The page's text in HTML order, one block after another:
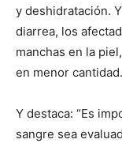
y deshidratación.
diarrea, los
manchas en la
en menor cantidad.
Y destaca: “Es
sangre sea